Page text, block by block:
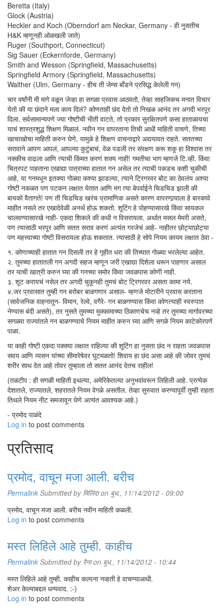
Beretta (Italy)
Glock (Austria)
Heckler and Koch (Oberndorf am Neckar, Germany - ही नुसतीच
H&K म्हणूनही ओळखली जाते)
Ruger (Southport, Connecticut)
Sig Sauer (Eckernforde, Germany)
Smith and Wesson (Springfield, Massachusetts)
Springfield Armory (Springfield, Massachusetts)
Walther (Ulm, Germany - हीच ती जेम्स बाँडने प्रसिद्ध केलेली गन)
चार वर्षांनी मी मागे वळून जेव्हा हा सगळा प्रवास आठवतो, तेव्हा साहजिकच मनात विचार
येतो की या छंदाने मला काय दिलं? कोणताही छंद देतो तो निखळ आनंद तर अगदी भरपूर
दिला. सर्वसामान्यपणे ज्या गोष्टीची भीती वाटते, तो प्रकार सुरक्षितपणे कसा हाताळायचा
याचं शास्त्रशुद्ध शिक्षण मिळालं. नवीन गन वापरताना तिची आधी माहिती वाचणे, तिच्या
खाचाखोचा माहिती करुन घेणे, यामुळे हे शिक्षण वाचनाद्वारे अद्ययावत राहते. सततच्या
सरावाने आपण आपलं, आपल्या कुटुंबाचं, वेळ पडली तर संरक्षण करू शकू हा विश्वास तर
नक्कीच वाढला आणि त्याची किंमत करणं शक्य नाही! गमतीचा भाग म्हणजे टि.व्ही. किंवा
चित्रपट पाहताना एखाद्या पात्राच्या हातात गन असेल तर त्याची पकडच कशी चुकीची
आहे, या गनमधून इतक्या गोळ्या कश्या झाडल्या, त्याने ट्रिगरवर बोट का ठेवलंय अश्या
गोष्टी नकळत पण पटकन लक्षात येतात आणि मग त्या बेपर्वाईने चिडचिड झाली की
बायको वैतागते! पण ती चिडचिड खरंच प्रामाणिक असते कारण वापरणार्‍याला हे बारकावे
माहीत नसले तर एखादेवेळी अनर्थ होऊ शकतो. शूटिंग हे पोहण्यासारखे किंवा सायकल
चालवण्यासारखे नाही- एकदा शिकले की कधी न विसरायला. अर्थात मसल मेमरी असते,
पण त्यासाठी भरपूर आणि सतत सराव करणं अत्यंत गरजेचं आहे- नाहीतर छोट्याछोट्या
पण महत्त्वाच्या गोष्टी विसरायला होऊ शकतात. त्यासाठी हे सोपे नियम कायम लक्षात ठेवा -
१. कोणाच्याही हातात गन दिसली तर हे गृहीत धरा की तिच्यात गोळ्या भरलेल्या आहेत.
२. तुमच्या हातातली गन अगदी सहज म्हणून जरी एखाद्या दिशेला धरून पाहणार असाल
तर याची खात्री करुन घ्या की गनच्या समोर किंवा जवळपास कोणी नाही.
३. शूट करायचं नसेल तर अगदी चुकूनही तुमचं बोट ट्रिगरवर असता कामा नये.
४.जर प्रवासात तुम्ही गन बरोबर बाळगणार असाल- म्हणजे मोटारीने प्रवास करताना
(सार्वजनिक वाहनातून- विमान, रेल्वे, वगैरे- गन बाळगण्यास किंवा कोणत्याही स्वरुपात
नेण्यास बंदी असते), तर नुसते तुमच्या मुक्कामाच्या ठिकाणचेच नव्हे तर तुमच्या मार्गावरच्या
सगळ्या राज्यांतले गन बाळगण्याचे नियम माहीत करुन घ्या आणि सगळे नियम काटेकोरपणे
पाळा.
या काही गोष्टी एकदा पक्क्या लक्षात राहिल्या की शूटिंग हा नुसता छंद न राहता जवळपास
सवय आणि व्यसन यांच्या सीमारेषेवर घुटमळतो! शिवाय हा छंद असा आहे की जोवर तुमचं
शरीर साथ देत आहे तोवर तुम्हाला तो सतत आनंद देतच राहील!
(तळटीप : ही सगळी माहिती इथल्या, अमेरिकेतल्या अनुभवांवरून लिहिली आहे. प्रत्येक
देशातले, राज्यातले, शहरातले नियम वेगळे असतील. तेव्हा सुरुवात करण्यापूर्वी तुम्ही राहता
तिथले नियम नीट समजावून घेणे अत्यंत आवश्यक आहे.)
- प्रमोद पाळंदे
Log in to post comments
प्रतिसाद
प्रमोद, वाचून मजा आली. बरीच
Permalink Submitted by मिलिंदाon बुध., 11/14/2012 - 09:00
प्रमोद, वाचून मजा आली. बरीच नवीन माहिती कळली.
Log in to post comments
मस्त लिहिले आहे तुम्ही. काहीच
Permalink Submitted by रैनाon बुध., 11/14/2012 - 10:44
मस्त लिहिले आहे तुम्ही. काहीच कल्पना नव्हती हे वाचण्याआधी.
शेअर केल्याबद्दल धन्यवाद. :-)
Log in to post comments